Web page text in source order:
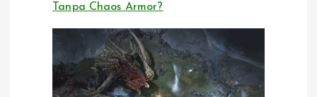
Tanpa Chaos Armor?